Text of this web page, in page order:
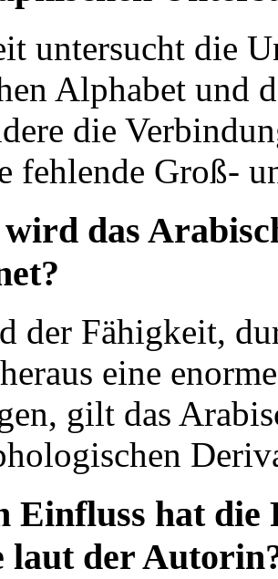
untersucht die
Alphabet und
die
fehlende Groß-
das
der Fähigkeit,
eine
gilt das
Einfluss hat die
laut der